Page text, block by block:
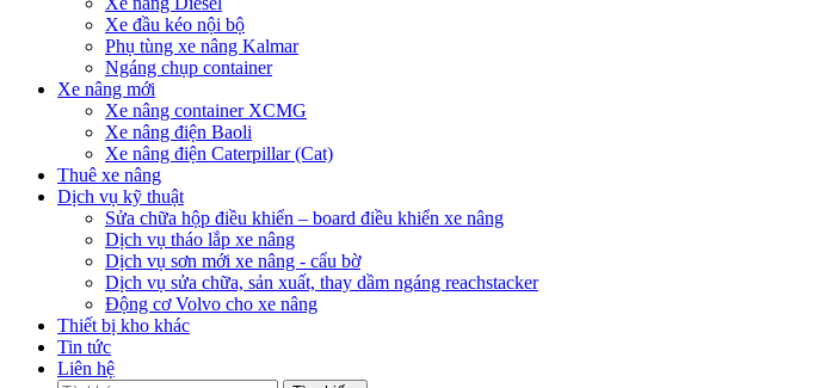
Xe đầu kéo nội bộ
Phụ tùng xe nâng Kalmar
Ngáng chụp container
Xe nâng mới
Xe nâng container XCMG
Xe nâng điện Baoli
Xe nâng điện Caterpillar (Cat)
Thuê xe nâng
Dịch vụ kỹ thuật
Sửa chữa hộp điều khiển – board điều khiển xe nâng
Dịch vụ tháo lắp xe nâng
Dịch vụ sơn mới xe nâng - cẩu bờ
Dịch vụ sửa chữa, sản xuất, thay dầm ngáng reachstacker
Động cơ Volvo cho xe nâng
Thiết bị kho khác
Tin tức
Liên hệ